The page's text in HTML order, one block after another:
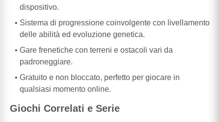
dispositivo.
Sistema di progressione coinvolgente con livellamento
delle abilità ed evoluzione genetica.
Gare frenetiche con terreni e ostacoli vari da
padroneggiare.
Gratuito e non bloccato, perfetto per giocare in
qualsiasi momento online.
Giochi Correlati e Serie